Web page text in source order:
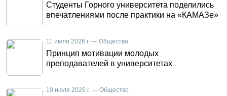
Студенты Горного университета поделились
впечатлениями после практики на «КАМАЗе»
11 июля 2026 г. — Общество
Принцип мотивации молодых
преподавателей в университетах
10 июля 2026 г. — Общество